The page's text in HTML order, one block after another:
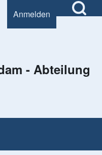
User account menu
Anmelden
- Abteilung